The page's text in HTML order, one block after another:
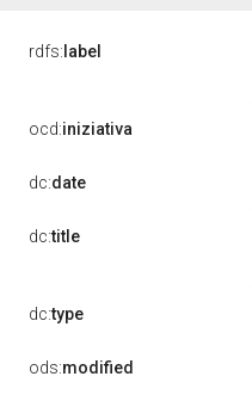
rdfs: label
ocd:iniziativa
dc:date
dc:title
dc:type
ods:modified